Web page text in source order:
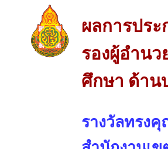
ผลการปร
รองผู้อำน
ศึกษา ด้าน
รางวัลทรง